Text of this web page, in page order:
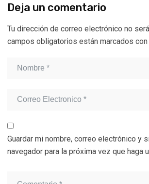
Deja un comentario
Tu dirección de correo electrónico no
campos obligatorios están marcados con
Guardar mi nombre, correo electrónico y
navegador para la próxima vez que haga